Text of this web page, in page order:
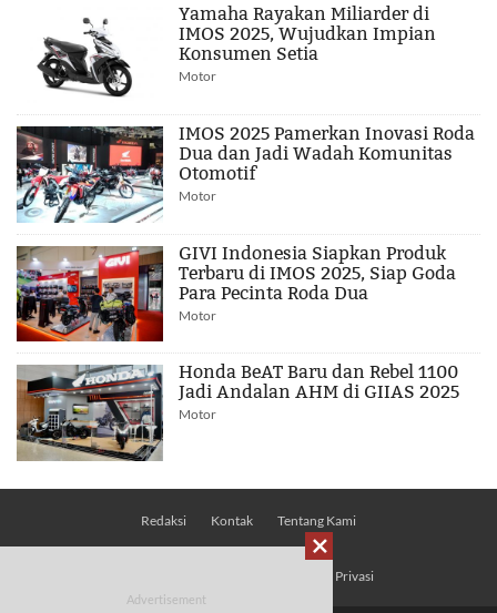
Yamaha Rayakan Miliarder di
IMOS 2025, Wujudkan Impian
Konsumen Setia
Motor
IMOS 2025 Pamerkan Inovasi Roda
Dua dan Jadi Wadah Komunitas
Otomotif
Motor
GIVI Indonesia Siapkan Produk
Terbaru di IMOS 2025, Siap Goda
Para Pecinta Roda Dua
Motor
Honda BeAT Baru dan Rebel 1100
Jadi Andalan AHM di GIIAS 2025
Motor
Redaksi Kontak Tentang Kami
Kebijakan Privasi
